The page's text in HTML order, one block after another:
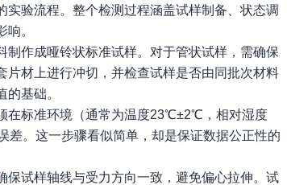
验流程。整个检测过程涵盖试样制备、状态调
。
作成哑铃状标准试样。对于管状试样，需确保
材上进行冲切，并检查试样是否由同批次材料
基础。
在标准环境（通常为温度23℃±2℃，相对湿度
差。这一步骤看似简单，却是保证数据公正性的
试样轴线与受力方向一致，避免偏心拉伸。试